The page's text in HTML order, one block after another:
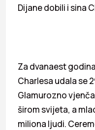
Dijane dobili i sina
Za dvanaest
Charlesa udala se
Glamurozno
širom svijeta, a
miliona ljudi.